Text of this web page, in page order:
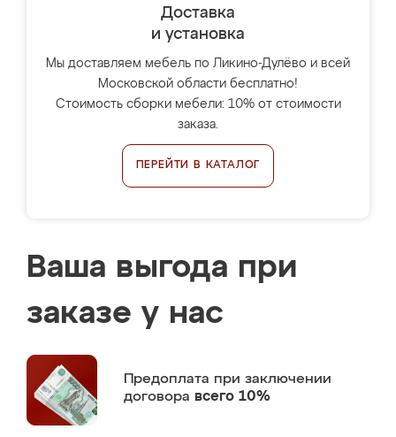
Доставка
и установка
Мы доставляем мебель по Ликино-Дулёво и всей
Московской области бесплатно!
Стоимость сборки мебели: 10% от стоимости
заказа.
ПЕРЕЙТИ В КАТАЛОГ
Ваша выгода при
заказе у нас
Предоплата при заключении
договора всего 10%